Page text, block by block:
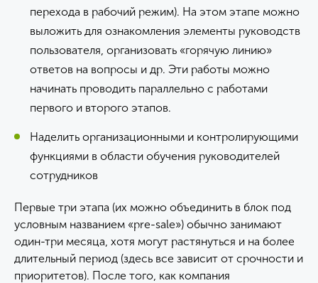
перехода в рабочий режим). На этом этапе можно
выложить для ознакомления элементы руководств
пользователя, организовать «горячую линию»
ответов на вопросы и др. Эти работы можно
начинать проводить параллельно с работами
первого и второго этапов.
Наделить организационными и контролирующими
функциями в области обучения руководителей
сотрудников
Первые три этапа (их можно объединить в блок под
условным названием «pre-sale») обычно занимают
один-три месяца, хотя могут растянуться и на более
длительный период (здесь все зависит от срочности и
приоритетов). После того, как компания